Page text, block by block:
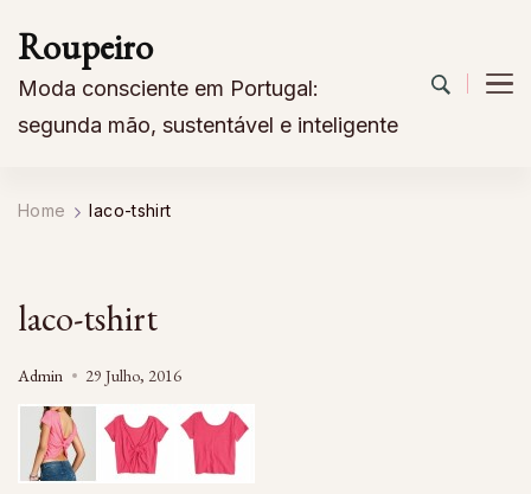
Roupeiro
Moda consciente em Portugal:
segunda mão, sustentável e inteligente
Home laco-tshirt
laco-tshirt
Admin 29 Julho, 2016